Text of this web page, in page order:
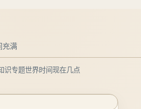
充满
识专题世界时间现在几点